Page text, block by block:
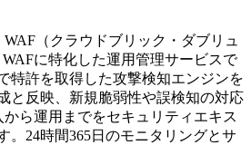
WAF（クラウドブリック・ダブリュ
に特化した運用管理サービスで
特許を取得した攻撃検知エンジンを
と反映、新規脆弱性や誤検知の対応
から運用までをセキュリティエキス
。24時間365日のモニタリングとサ